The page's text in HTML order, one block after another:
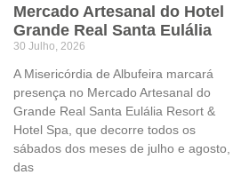
Mercado Artesanal do Hotel
Grande Real Santa Eulália
30 Julho, 2026
A Misericórdia de Albufeira marcará
presença no Mercado Artesanal do
Grande Real Santa Eulália Resort &
Hotel Spa, que decorre todos os
sábados dos meses de julho e agosto,
das